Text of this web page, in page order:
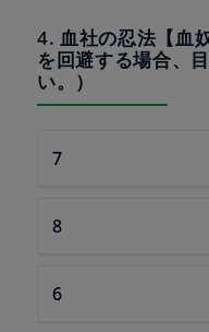
4. 血社の忍法【血
を回避する場合、
い。）
7
8
6